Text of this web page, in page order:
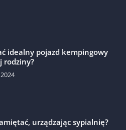
idealny pojazd kempingowy
rodziny?
urządzając sypialnię?